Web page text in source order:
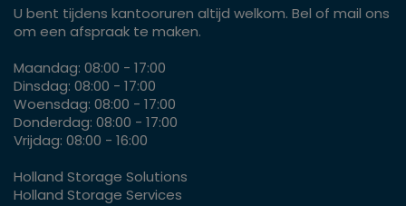
U bent tijdens kantooruren altijd welkom. Bel of mail ons
om een afspraak te maken.
Maandag: 08:00 - 17:00
Dinsdag: 08:00 - 17:00
Woensdag: 08:00 - 17:00
Donderdag: 08:00 - 17:00
Vrijdag: 08:00 - 16:00
Holland Storage Solutions
Holland Storage Services